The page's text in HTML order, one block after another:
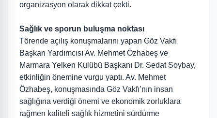
organizasyon olarak dikkat çekti.
Sağlık ve sporun buluşma noktası
Törende açılış konuşmalarını yapan Göz Vakfı
Başkan Yardımcısı Av. Mehmet Özhabeş ve
Marmara Yelken Kulübü Başkanı Dr. Sedat Soybay,
etkinliğin önemine vurgu yaptı. Av. Mehmet
Özhabeş, konuşmasında Göz Vakfı’nın insan
sağlığına verdiği önemi ve ekonomik zorluklara
rağmen kaliteli sağlık hizmetini sürdürme